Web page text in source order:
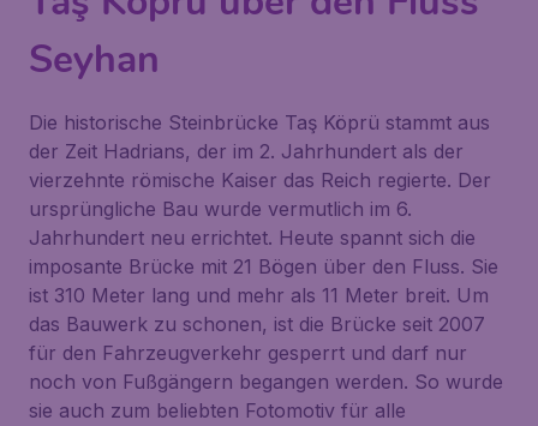
Seyhan
Die historische Steinbrücke Taş Köprü stammt aus
der Zeit Hadrians, der im 2. Jahrhundert als der
vierzehnte römische Kaiser das Reich regierte. Der
ursprüngliche Bau wurde vermutlich im 6.
Jahrhundert neu errichtet. Heute spannt sich die
imposante Brücke mit 21 Bögen über den Fluss. Sie
ist 310 Meter lang und mehr als 11 Meter breit. Um
das Bauwerk zu schonen, ist die Brücke seit 2007
für den Fahrzeugverkehr gesperrt und darf nur
noch von Fußgängern begangen werden. So wurde
sie auch zum beliebten Fotomotiv für alle